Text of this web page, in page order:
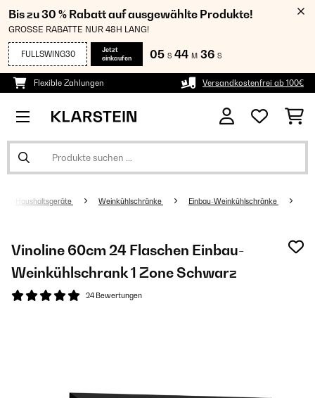
Bis zu 30 % Rabatt auf ausgewählte Produkte!
GROSSE RABATTE NUR 48H LANG!
FULLSWING30
Jetzt
einkaufen
05 S 44 M 35 S
Flexible Zahlungen Versandkostenfrei ab 100€
Haushaltsgeräte Weinkühlschränke Einbau-Weinkühlschränke
Vinoline 60cm 24 Flaschen Einbau-
Weinkühlschrank 1 Zone Schwarz
24 Bewertungen